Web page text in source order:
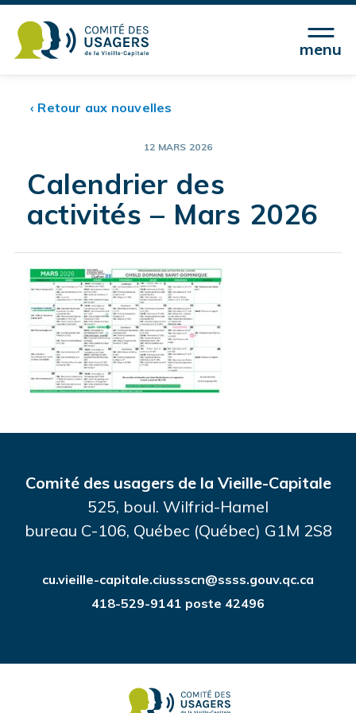
menu
‹ Retour aux nouvelles
12 MARS 2026
Calendrier des
activités – Mars 2026
Comité des usagers de la Vieille-Capitale
525, boul. Wilfrid-Hamel
bureau C-106, Québec (Québec) G1M 2S8
cu.vieille-capitale.ciussscn@ssss.gouv.qc.ca
418-529-9141 poste 42496